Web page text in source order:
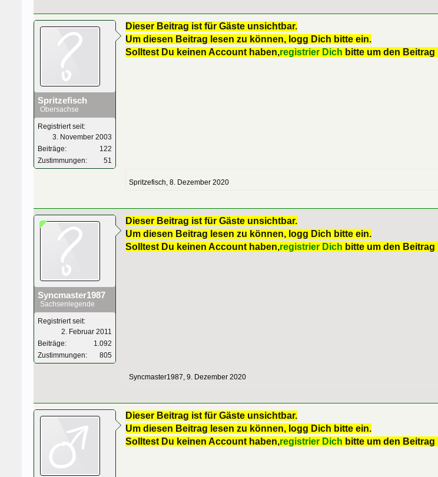
Spritzefisch
Obersachse
Registriert seit:
3. November 2003
Beiträge:
122
Zustimmungen:
51
Dieser Beitrag ist für Gäste unsichtbar.
Um diesen Beitrag lesen zu können, logg Dich bitte ein.
Solltest Du keinen Account haben,registrier Dich bitte um den
Spritzefisch, 8. Dezember 2020
Syncmaster1987
Sachsenlegende
Registriert seit:
2. Februar 2011
Beiträge:
1.092
Zustimmungen:
805
Dieser Beitrag ist für Gäste unsichtbar.
Um diesen Beitrag lesen zu können, logg Dich bitte ein.
Solltest Du keinen Account haben,registrier Dich bitte um den
Syncmaster1987, 9. Dezember 2020
Dieser Beitrag ist für Gäste unsichtbar.
Um diesen Beitrag lesen zu können, logg Dich bitte ein.
Solltest Du keinen Account haben,registrier Dich bitte um den